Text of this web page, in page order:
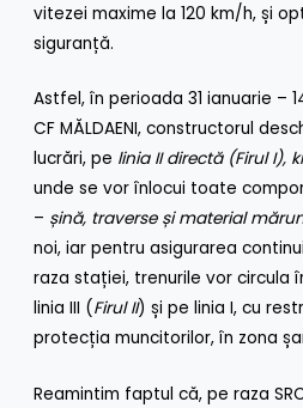
vitezei maxime la 120 km/h, și
siguranță.
Astfel, în perioada 31 ianuarie –
CF MĂLDAENI, constructorul
lucrări, pe linia II directă (Firul I),
unde se vor înlocui toate
– șină, traverse și material
noi, iar pentru asigurarea
raza stației, trenurile vor circula
linia III (Firul II) și pe linia I, cu
protecția muncitorilor, în zona
Reamintim faptul că, pe raza